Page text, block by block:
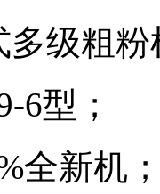
级粗粉
6型；
全新机